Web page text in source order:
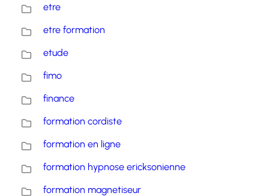
etre
etre formation
etude
fimo
finance
formation cordiste
formation en ligne
formation hypnose ericksonienne
formation magnetiseur